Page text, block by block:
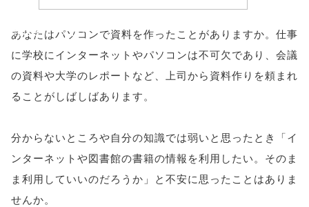
false;"> シェア
あなたはパソコンで資料を作ったことがありますか。仕事
に学校にインターネットやパソコンは不可欠であり、会議
の資料や大学のレポートなど、上司から資料作りを頼まれ
ることがしばしばあります。
分からないところや自分の知識では弱いと思ったとき「イ
ンターネットや図書館の書籍の情報を利用したい。そのま
ま利用していいのだろうか」と不安に思ったことはありま
せんか。